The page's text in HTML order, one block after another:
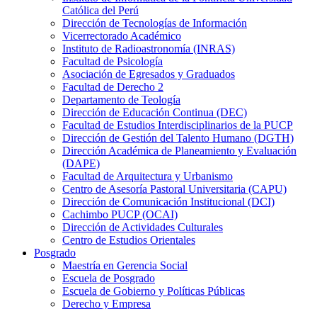
Católica del Perú
Dirección de Tecnologías de Información
Vicerrectorado Académico
Instituto de Radioastronomía (INRAS)
Facultad de Psicología
Asociación de Egresados y Graduados
Facultad de Derecho 2
Departamento de Teología
Dirección de Educación Continua (DEC)
Facultad de Estudios Interdisciplinarios de la PUCP
Dirección de Gestión del Talento Humano (DGTH)
Dirección Académica de Planeamiento y Evaluación
(DAPE)
Facultad de Arquitectura y Urbanismo
Centro de Asesoría Pastoral Universitaria (CAPU)
Dirección de Comunicación Institucional (DCI)
Cachimbo PUCP (OCAI)
Dirección de Actividades Culturales
Centro de Estudios Orientales
Posgrado
Maestría en Gerencia Social
Escuela de Posgrado
Escuela de Gobierno y Políticas Públicas
Derecho y Empresa